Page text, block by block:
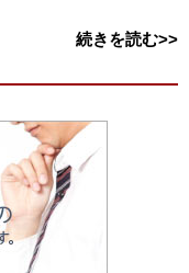
続きを読む>>